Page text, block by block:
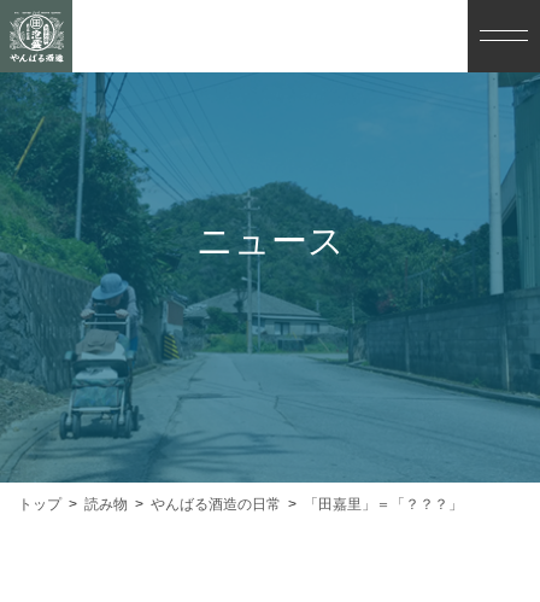
ニュース
トップ 読み物 やんばる酒造の日常 「田嘉里」＝「？？？」